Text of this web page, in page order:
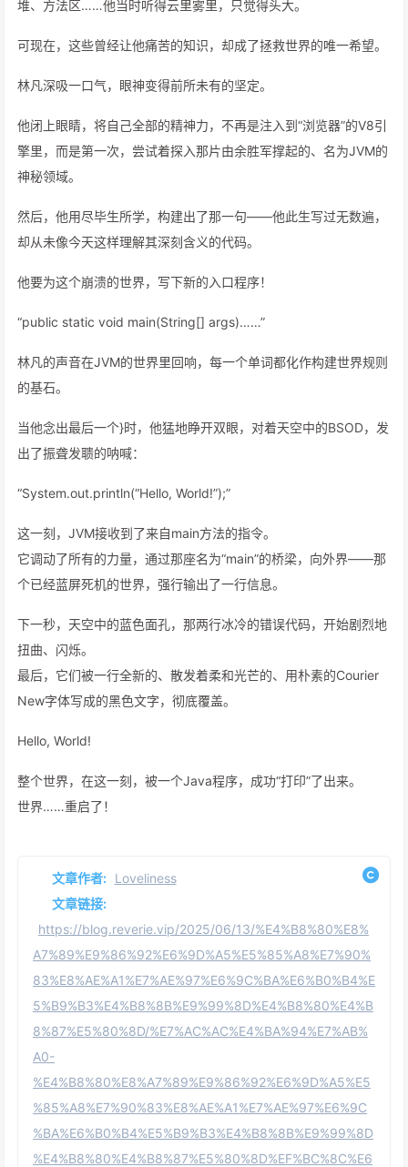
堆、方法区……他当时听得云里雾里，只觉得头大。
可现在，这些曾经让他痛苦的知识，却成了拯救世界的唯一希望。
林凡深吸一口气，眼神变得前所未有的坚定。
他闭上眼睛，将自己全部的精神力，不再是注入到“浏览器”的V8引
擎里，而是第一次，尝试着探入那片由余胜军撑起的、名为JVM的
神秘领域。
然后，他用尽毕生所学，构建出了那一句——他此生写过无数遍，
却从未像今天这样理解其深刻含义的代码。
他要为这个崩溃的世界，写下新的入口程序！
“public static void main(String[] args)……”
林凡的声音在JVM的世界里回响，每一个单词都化作构建世界规则
的基石。
当他念出最后一个}时，他猛地睁开双眼，对着天空中的BSOD，发
出了振聋发聩的呐喊：
“System.out.println(“Hello, World!”);”
这一刻，JVM接收到了来自main方法的指令。
它调动了所有的力量，通过那座名为“main”的桥梁，向外界——那
个已经蓝屏死机的世界，强行输出了一行信息。
下一秒，天空中的蓝色面孔，那两行冰冷的错误代码，开始剧烈地
扭曲、闪烁。
最后，它们被一行全新的、散发着柔和光芒的、用朴素的Courier
New字体写成的黑色文字，彻底覆盖。
Hello, World!
整个世界，在这一刻，被一个Java程序，成功“打印”了出来。
世界……重启了！
文章作者: Loveliness
文章链接:
https://blog.reverie.vip/2025/06/13/%E4%B8%80%E8%
A7%89%E9%86%92%E6%9D%A5%E5%85%A8%E7%90%
83%E8%AE%A1%E7%AE%97%E6%9C%BA%E6%B0%B4%E
5%B9%B3%E4%B8%8B%E9%99%8D%E4%B8%80%E4%B
8%87%E5%80%8D/%E7%AC%AC%E4%BA%94%E7%AB%
A0-
%E4%B8%80%E8%A7%89%E9%86%92%E6%9D%A5%E5
%85%A8%E7%90%83%E8%AE%A1%E7%AE%97%E6%9C
%BA%E6%B0%B4%E5%B9%B3%E4%B8%8B%E9%99%8D
%E4%B8%80%E4%B8%87%E5%80%8D%EF%BC%8C%E6